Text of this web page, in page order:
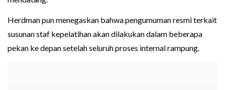
Herdman pun menegaskan bahwa pengumuman resmi terkait
susunan staf kepelatihan akan dilakukan dalam beberapa
pekan ke depan setelah seluruh proses internal rampung.